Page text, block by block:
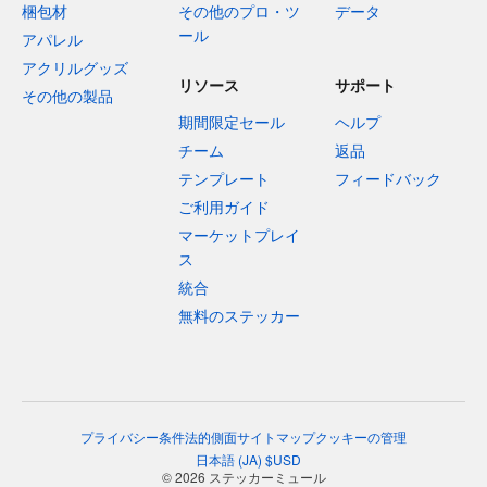
梱包材
アパレル
アクリルグッズ
その他の製品
その他のプロ・ツ
ール
データ
リソース
期間限定セール
チーム
テンプレート
ご利用ガイド
マーケットプレイ
ス
統合
無料のステッカー
サポート
ヘルプ
返品
フィードバック
プライバシー条件法的側面サイトマップクッキーの管理
日本語(JA) $USD
© 2026 ステッカーミュール